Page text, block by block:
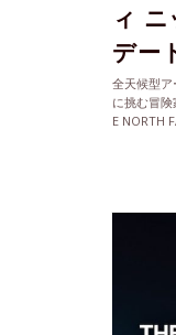
ィ
デー
全天候型
に挑む冒
E NORTH